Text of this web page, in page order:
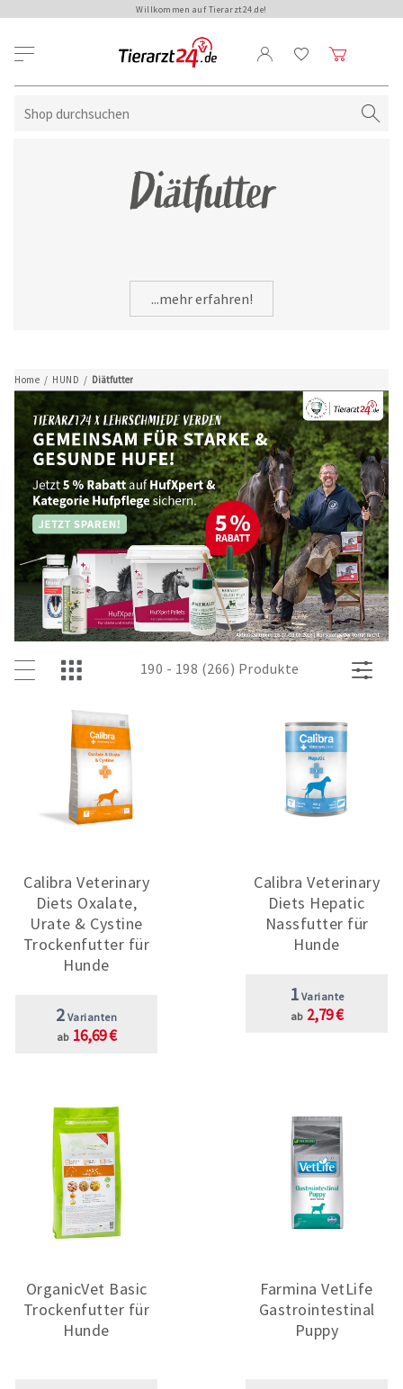
Willkommen auf Tierarzt24.de!
Home / HUND / Diätfutter
Diätfutter
...mehr erfahren!
190 - 198 (266) Produkte
Calibra Veterinary
Diets Oxalate,
Urate & Cystine
Trockenfutter für
Hunde
2 Varianten
ab 16,69 €
Calibra Veterinary
Diets Hepatic
Nassfutter für
Hunde
1 Variante
ab 2,79 €
OrganicVet Basic
Trockenfutter für
Hunde
Farmina VetLife
Gastrointestinal
Puppy